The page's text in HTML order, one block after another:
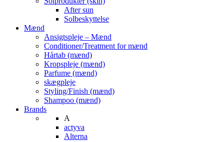
After sun
Solbeskyttelse
Mænd
Ansigtspleje – Mænd
Conditioner/Treatment for mænd
Hårtab (mænd)
Kropspleje (mænd)
Parfume (mænd)
skægpleje
Styling/Finish (mænd)
Shampoo (mænd)
Brands
A
actyva
Alterna